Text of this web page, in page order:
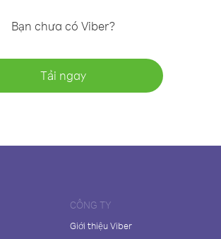
Bạn chưa có Viber?
Tải ngay
CÔNG TY
Giới thiệu Viber